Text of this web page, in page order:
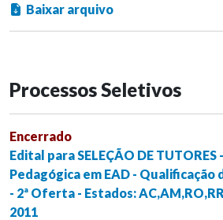
Baixar arquivo
Processos Seletivos
Encerrado
Edital para SELEÇÃO DE
Pedagógica em EAD - Qualificação
- 2ª Oferta - Estados:
2011